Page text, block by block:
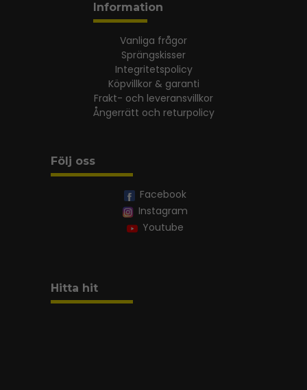
Information
Vanliga frågor
Sprängskisser
Integritetspolicy
Köpvillkor & garanti
Frakt- och leveransvillkor
Ångerrätt och returpolicy
Följ oss
Facebook
Instagram
Youtube
Hitta hit